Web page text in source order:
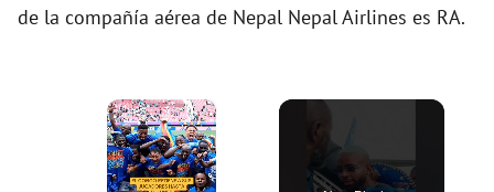
de la compañía aérea de Nepal Nepal Airlines es RA.
×